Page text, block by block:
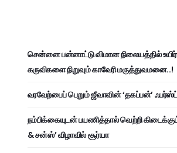
சென்னை பன்னாட்டு விமான நிலையத்தில்
கருவிகளை நிறுவும் காவேரி மருத்துவமனை..!
வரவேற்பைப் பெறும் ஜீவாவின் ‘தகப்பன்’
நம்பிக்கையுடன் பயணித்தால் வெற்றி
& சன்ஸ்’ விழாவில் சூர்யா